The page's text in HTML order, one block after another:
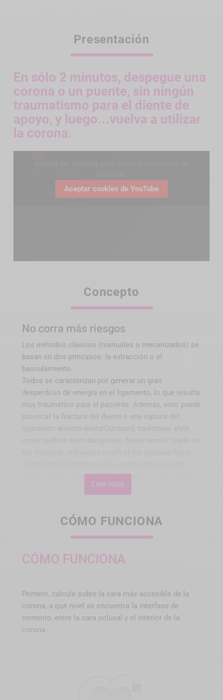
Presentación
En sólo 2 minutos, despegue una
corona o un puente, sin ningún
traumatismo para el diente de
apoyo, y luego...vuelva a utilizar
la corona.
Aceptar cookies de YouTube
Concepto
No corra más riesgos
Los métodos clásicos (manuales o mecanizados) se
basan en dos principios: la extracción o el
basculamiento.
Todos se caracterizan por generar un gran
desperdicio de energía en el ligamento, lo que resulta
muy traumático para el paciente. Además, esto puede
provocar la fractura del diente o una ruptura del
patient trauma, and regularly damage or even extract
the preparation....got your lawyers number handy?
WAMkey es completamente
Leer más
CÓMO FUNCIONA
CÓMO FUNCIONA
Primero, calcule sobre la cara más accesible de la
corona, a qué nivel se encuentra la interfase de
cemento, entre la cara oclusal y el interior de la
corona.